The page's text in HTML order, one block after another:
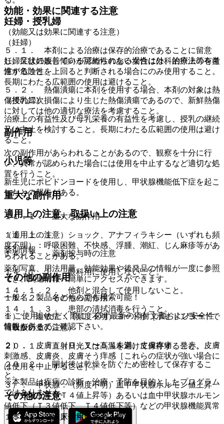
妊婦・授乳婦
（妊婦）
妊婦又は妊娠している可能性のある女性には、治療上の有益
性が危険性を上回ると判断される場合にのみ使用すること。
長期にわたる広範囲の使用は避けること。
（授乳婦）
治療上の有益性及び母乳栄養の有益性を考慮し、授乳の継続
又は中止を検討すること。長期にわたる広範囲の使用は避け
ること。
小児等
新生児にポビドンヨードを使用し、甲状腺機能低下症を起こ
したとの報告がある。
適用上の注意、取扱い上の注意
（適用上の注意）
１４．１． 薬剤投与時の注意
１４．１．１． 眼科用に使用しないこと。
１４．１．２． 他剤と混合して使用しないこと。
１４．１．３． 患部の清拭消毒を行うこと。
（取扱い上の注意）
２０．１． 直射日光又は高温を避けて保存すること。
２０．２． 開封後は乾燥を防ぐため密栓して保存するこ
と。
その他の注意
１５．１． 臨床使用に基づく情報
効能・効果に関連する注意
（効能又は効果に関連する注意）
５．１． 本剤による治療は保存的治療であることに留意
し、症状の改善傾向が認められない場合は外科的療法等を考
慮すること。
５．２． 熱傷潰瘍に本剤を使用する場合、本剤の対象は熱
傷後の二次損傷により生じた熱傷潰瘍であるので、新鮮熱傷
に対しては他の適切な療法を考慮すること。
副作用
次の副作用があらわれることがあるので、観察を十分に行
い、異常が認められた場合には使用を中止するなど適切な処
置を行うこと。
重大な副作用
１１．１． 重大な副作用
１１．１．１． ショック、アナフィラキシー（いずれも頻
度不明）：呼吸困難、不快感、浮腫、潮紅、じん麻疹等があ
らわれることがある。
その他の副作用
１１．２． その他の副作用
１）． 過敏症：（頻度不明）ヨード疹［ポビドンヨードで
報告がある］。
２）． 皮膚：（０．１〜５％未満）皮膚疼痛、発赤、皮膚
刺激感、皮膚炎、皮膚そう痒感［これらの症状が強い場合に
は使用を中止すること］。
３）． 甲状腺：（頻度不明）血中甲状腺ホルモン値上昇
（Ｔ３値上昇、Ｔ４値上昇等）あるいは血中甲状腺ホルモン
値低下（Ｔ３値低下、Ｔ４値低下等）などの甲状腺機能異常
［ポビドンヨードで報告がある］。
薬剤情報
薬剤写真、用法用量、効能効果や後発品の情報が一度に参照
でき、関連情報へ簡単にアクセスができます。
一般名、製品名どちらでも検索可能！
※ ご使用いただく際に、必ず最新の添付文書および安全性
情報も併せてご確認下さい。
※本製品は疾病の診断・治療・予防を目的としたプログラム
ではありません。